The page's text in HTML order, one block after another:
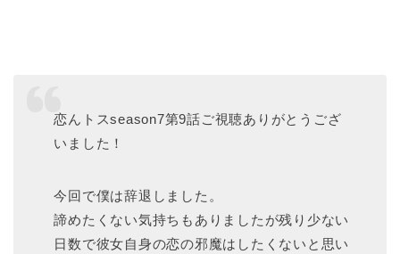
恋んトスseason7第9話ご視聴ありがとうござ
いました！
今回で僕は辞退しました。
諦めたくない気持ちもありましたが残り少ない
日数で彼女自身の恋の邪魔はしたくないと思い